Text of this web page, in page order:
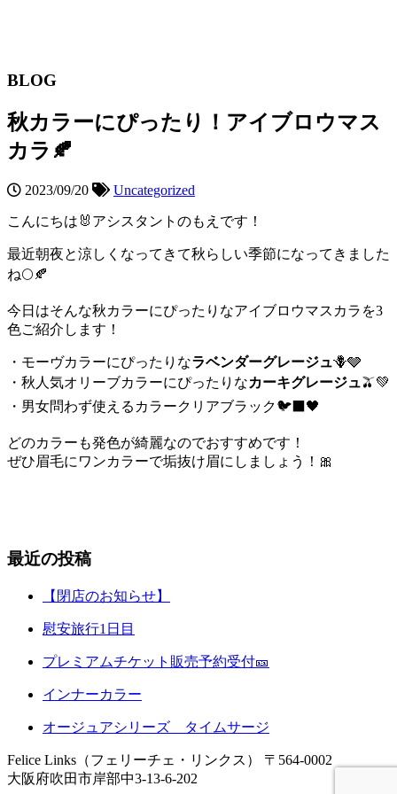
BLOG
秋カラーにぴったり！アイブロウマス
カラ🍂
2023/09/20 Uncategorized
こんにちは🐰アシスタントのもえです！
最近朝夜と涼しくなってきて秋らしい季節になってきました
ね🌕🍂
今日はそんな秋カラーにぴったりなアイブロウマスカラを3
色ご紹介します！
・モーヴカラーにぴったりなラベンダーグレージュ🪻🩶
・秋人気オリーブカラーにぴったりなカーキグレージュ🫒💚
・男女問わず使えるカラークリアブラック🐦‍⬛🖤
どのカラーも発色が綺麗なのでおすすめです！
ぜひ眉毛にワンカラーで垢抜け眉にしましょう！🎀
最近の投稿
【閉店のお知らせ】
慰安旅行1日目
プレミアムチケット販売予約受付🎫
インナーカラー
オージュアシリーズ タイムサージ
Felice Links（フェリーチェ・リンクス）
〒564-0002
大阪府吹田市岸部中3-13-6-202